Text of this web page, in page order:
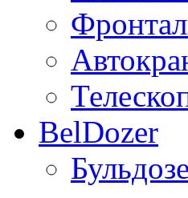
BelDozer